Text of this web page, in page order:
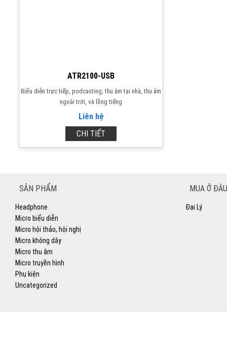
ATR2100-USB
Biểu diễn trực tiếp, podcasting, thu âm tại nhà, thu âm
ngoài trời, và lồng tiếng
Liên hệ
CHI TIẾT
SẢN PHẨM
Headphone
Micro biểu diễn
Micro hội thảo, hội nghị
Micro không dây
Micro thu âm
Micro truyền hình
Phụ kiện
Uncategorized
MUA Ở
Đại Lý